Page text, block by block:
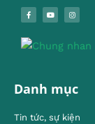
Danh mục
Tin tức, sự kiện